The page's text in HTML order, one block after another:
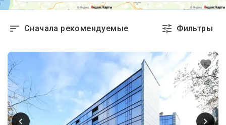
Сначала рекомендуемые Фильтры